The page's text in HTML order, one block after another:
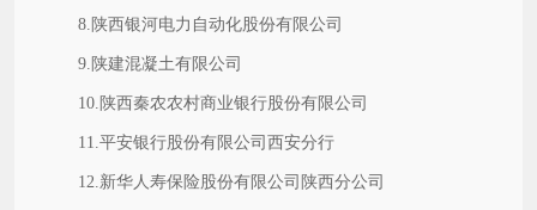
8.陕西银河电力自动化股份有限公司
9.陕建混凝土有限公司
10.陕西秦农农村商业银行股份有限公司
11.平安银行股份有限公司西安分行
12.新华人寿保险股份有限公司陕西分公司